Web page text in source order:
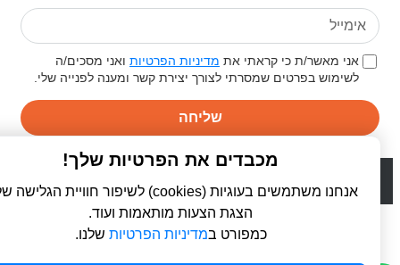
אני מאשר/ת כי קראתי אתמדיניות הפרטיותואני מסכים/ה
לשימוש בפרטים שמסרתי לצורך יצירת קשר ומענה לפנייה שלי.
שליחה
WebDigital | וובדיגיטל - עיצוב ובניית אתרים
מכבדים את הפרטיות שלך!
אנחנו משתמשים בעוגיות (cookies) לשיפור חוויית הגלישה שלך,
הצגת הצעות מותאמות ועוד.
כמפורט במדיניות הפרטיותשלנו.